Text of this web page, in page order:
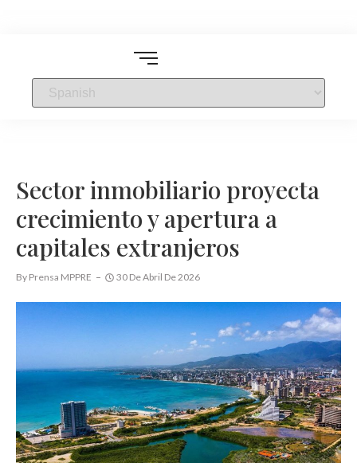
Sector inmobiliario proyecta
crecimiento y apertura a
capitales extranjeros
By Prensa MPPRE 30 De Abril De 2026